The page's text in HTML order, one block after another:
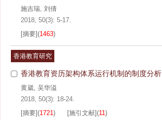
施吉瑞, 刘倩
2018, 50(3): 5-17.
[摘要](1463)
香港教育研究
香港教育资历架构体系运行机制的制度分析
黄崴, 吴华溢
2018, 50(3): 18-24.
[摘要](1721) [施引文献](11)